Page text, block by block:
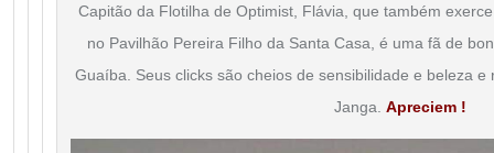
Capitão da Flotilha de Optimist, Flávia, que também
no Pavilhão Pereira Filho da Santa Casa, é uma fã de
Guaíba. Seus clicks são cheios de sensibilidade e beleza
Janga. Apreciem !